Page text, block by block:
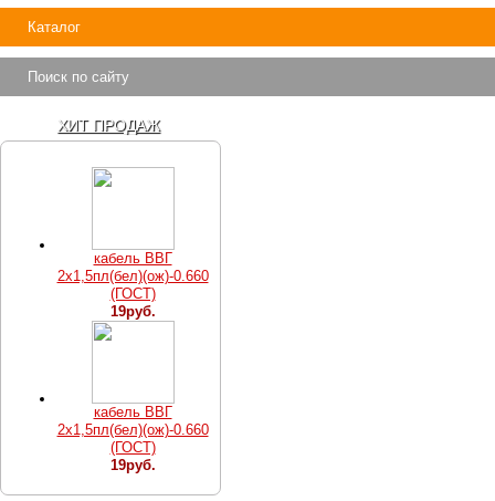
Каталог
Поиск по сайту
ХИТ ПРОДАЖ
кабель ВВГ
2х1,5пл(бел)(ож)-0.660
(ГОСТ)
19руб.
кабель ВВГ
2х1,5пл(бел)(ож)-0.660
(ГОСТ)
19руб.